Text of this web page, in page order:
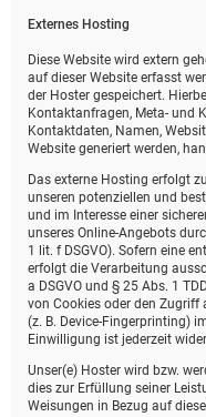
Externes Hosting
Diese Website wird extern
auf dieser Website erfasst
der Hoster gespeichert.
Kontaktanfragen, Meta- und
Kontaktdaten, Namen,
Website generiert werden,
Das externe Hosting erfolgt
unseren potenziellen und
und im Interesse einer
unseres Online-Angebots
1 lit. f DSGVO). Sofern eine
erfolgt die Verarbeitung
a DSGVO und § 25 Abs. 1
von Cookies oder den
(z. B. Device-Fingerprinting)
Einwilligung ist jederzeit
Unser(e) Hoster wird bzw.
dies zur Erfüllung seiner
Weisungen in Bezug auf